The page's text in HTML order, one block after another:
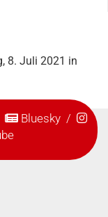
8. Juli 2021 in
Bluesky/